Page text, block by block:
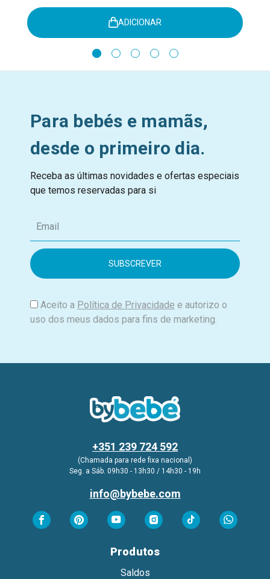
ADICIONAR
Para bebés e mamãs,
desde o primeiro dia.
Receba as últimas novidades e ofertas especiais
que temos reservadas para si
m
i
Aceito a Política de Privacidade e autorizo o
uso dos meus dados para fins de marketing.
+351 239 724 592
(Chamada para rede fixa nacional)
Seg. a Sáb. 09h30 - 13h30 / 14h30 - 19h
info@bybebe.com
Produtos
Saldos